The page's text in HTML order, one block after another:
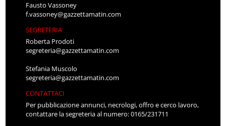
Fausto Vassoney
f.vassoney@gazzettamatin.com
SEGRETERIA
Roberta Prodoti
segreteria@gazzettamatin.com
Stefania Muscolo
segreteria@gazzettamatin.com
CONTATTACI
Per pubblicazione annunci, necrologi, offro e cerco lavoro,
contattare la segreteria al numero: 0165/231711